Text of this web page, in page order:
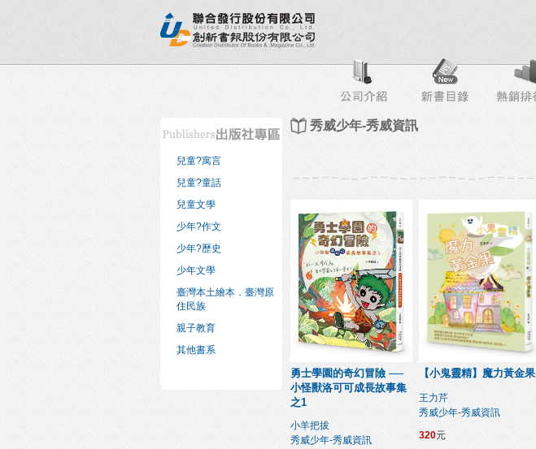
新書目錄 熱銷排行榜 出版社專區 書店專區 目錄下載 會員服務
兒童?寓言
兒童?童話
兒童文學
少年?作文
少年?歷史
少年文學
臺灣本土繪本．臺灣原
住民族
親子教育
其他書系
秀威少年-秀威資訊
勇士學園的奇幻冒險 ──
小怪獸洛可可成長故事集
之1
小羊把拔
秀威少年-秀威資訊
【小鬼靈精】魔力黃金果
王力芹
秀威少年-秀威資訊
320元